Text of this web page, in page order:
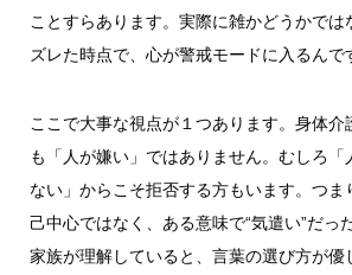
ことすらあります。実際に雑かどうかでは
ズレた時点で、心が警戒モードに入るんで
ここで大事な視点が１つあります。身体介
も「人が嫌い」ではありません。むしろ「
ない」からこそ拒否する方もいます。つま
己中心ではなく、ある意味で“気遣い”だっ
家族が理解していると、言葉の選び方が優